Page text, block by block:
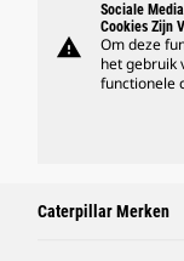
warning
Sociale Media
Cookies Zijn
Om deze
het gebruik
functionele
Caterpillar Merken